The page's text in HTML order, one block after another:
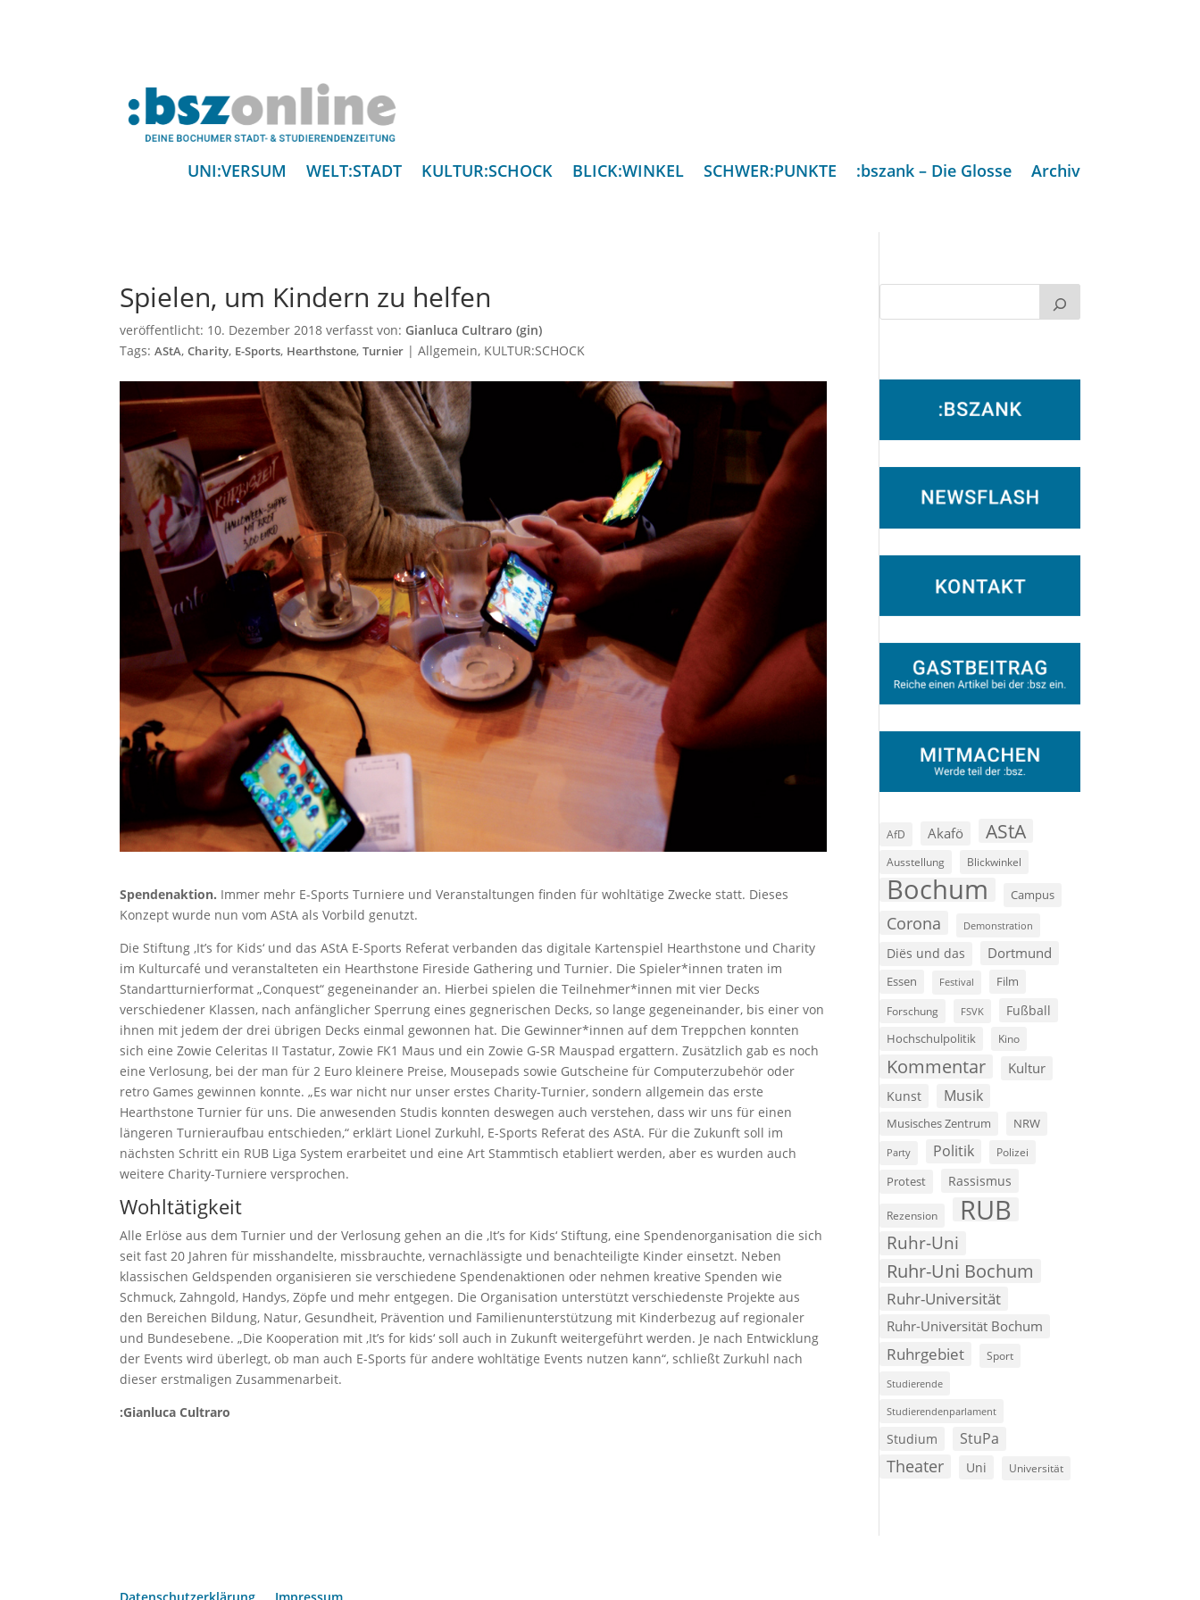
UNI:VERSUM WELT:STADT KULTUR:SCHOCK BLICK:WINKEL SCHWER:PUNKTE :bszank – Die Glosse Archiv
Spielen, um Kindern zu helfen
veröffentlicht: 10. Dezember 2018 verfasst von: Gianluca Cultraro (gin)
Tags:AStA,Charity, E-Sports, Hearthstone,Turnier |Allgemein, KULTUR:SCHOCK
Spendenaktion. Immer mehr E-Sports Turniere und Veranstaltungen finden für wohltätige Zwecke statt. Dieses
Konzept wurde nun vom AStA als Vorbild genutzt.
Die Stiftung ‚It’s for Kids‘ und das AStA E-Sports Referat verbanden das digitale Kartenspiel Hearthstone und Charity
im Kulturcafé und veranstalteten ein Hearthstone Fireside Gathering und Turnier. Die Spieler*innen traten im
Standartturnierformat „Conquest“ gegeneinander an. Hierbei spielen die Teilnehmer*innen mit vier Decks
verschiedener Klassen, nach anfänglicher Sperrung eines gegnerischen Decks, so lange gegeneinander, bis einer von
ihnen mit jedem der drei übrigen Decks einmal gewonnen hat. Die Gewinner*innen auf dem Treppchen konnten
sich eine Zowie Celeritas II Tastatur, Zowie FK1 Maus und ein Zowie G-SR Mauspad ergattern. Zusätzlich gab es noch
eine Verlosung, bei der man für 2 Euro kleinere Preise, Mousepads sowie Gutscheine für Computerzubehör oder
retro Games gewinnen konnte. „Es war nicht nur unser erstes Charity-Turnier, sondern allgemein das erste
Hearthstone Turnier für uns. Die anwesenden Studis konnten deswegen auch verstehen, dass wir uns für einen
längeren Turnieraufbau entschieden,“ erklärt Lionel Zurkuhl, E-Sports Referat des AStA. Für die Zukunft soll im
nächsten Schritt ein RUB Liga System erarbeitet und eine Art Stammtisch etabliert werden, aber es wurden auch
weitere Charity-Turniere versprochen.
Wohltätigkeit
Alle Erlöse aus dem Turnier und der Verlosung gehen an die ‚It’s for Kids‘ Stiftung, eine Spendenorganisation die sich
seit fast 20 Jahren für misshandelte, missbrauchte, vernachlässigte und benachteiligte Kinder einsetzt. Neben
klassischen Geldspenden organisieren sie verschiedene Spendenaktionen oder nehmen kreative Spenden wie
Schmuck, Zahngold, Handys, Zöpfe und mehr entgegen. Die Organisation unterstützt verschiedenste Projekte aus
den Bereichen Bildung, Natur, Gesundheit, Prävention und Familienunterstützung mit Kinderbezug auf regionaler
und Bundesebene. „Die Kooperation mit ‚It’s for kids‘ soll auch in Zukunft weitergeführt werden. Je nach Entwicklung
der Events wird überlegt, ob man auch E-Sports für andere wohltätige Events nutzen kann“, schließt Zurkuhl nach
dieser erstmaligen Zusammenarbeit.
:Gianluca Cultraro
AfD Akafö AStA
Ausstellung Blickwinkel
Bochum Campus
Corona Demonstration
Diës und das Dortmund
Essen Festival Film
Forschung FSVK Fußball
Hochschulpolitik Kino
Kommentar Kultur
Kunst Musik
Musisches Zentrum NRW
Party Politik Polizei
Protest Rassismus
Rezension RUB
Ruhr-Uni
Ruhr-Uni Bochum
Ruhr-Universität
Ruhr-Universität Bochum
Ruhrgebiet Sport
Studierende
Studierendenparlament
Studium StuPa
Theater Uni Universität